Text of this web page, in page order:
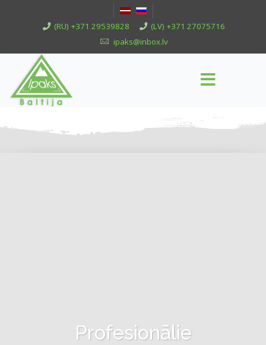
(RU) +371 29539828
(LV) +371 27075716
ipaks@inbox.lv
Profesionālie